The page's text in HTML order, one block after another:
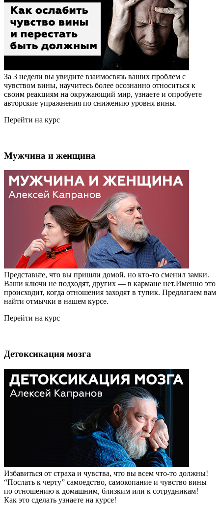
За 3 недели вы увидите взаимосвязь ваших проблем с
чувством вины, научитесь более осознанно относиться к
своим реакциям на окружающий мир, узнаете и опробуете
авторские упражнения по снижению уровня вины.
Перейти на курс
Мужчина и женщина
Представьте, что вы пришли домой, но кто-то сменил замки.
Ваши ключи не подходят, других — в кармане нет.Именно это
происходит, когда отношения заходят в тупик. Предлагаем вам
найти отмычки в нашем курсе.
Перейти на курс
Детоксикация мозга
Избавиться от страха и чувства, что вы всем что-то должны!
“Послать к черту” самоедство, самокопание и чувство вины
по отношению к домашним, близким или к сотрудникам!
Как это сделать узнаете на курсе!